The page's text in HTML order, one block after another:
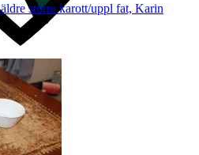
större karott/uppl fat, Karin